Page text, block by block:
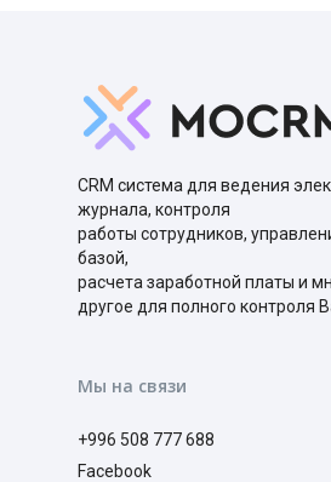
CRM система для ведения
журнала, контроля
работы сотрудников,
базой,
расчета заработной платы и
другое для полного контроля
Мы на связи
+996 508 777 688
Facebook